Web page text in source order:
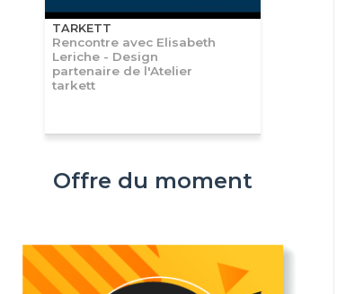
TARKETT
Rencontre avec Elisabeth
Leriche - Design
partenaire de l'Atelier
tarkett
Offre du moment